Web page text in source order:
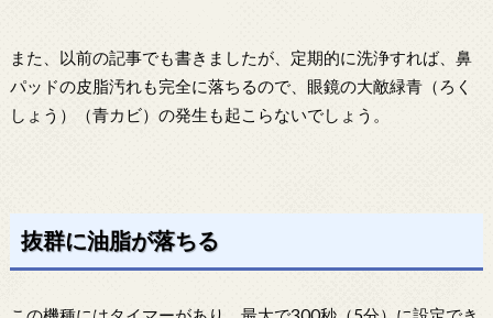
また、以前の記事でも書きましたが、定期的に洗浄すれば、鼻
パッドの皮脂汚れも完全に落ちるので、眼鏡の大敵緑青（ろく
しょう）（青カビ）の発生も起こらないでしょう。
抜群に油脂が落ちる